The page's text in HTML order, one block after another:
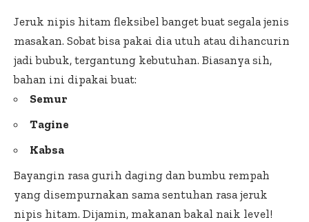
Jeruk nipis hitam fleksibel banget buat segala jenis
masakan. Sobat bisa pakai dia utuh atau dihancurin
jadi bubuk, tergantung kebutuhan. Biasanya sih,
bahan ini dipakai buat:
Semur
Tagine
Kabsa
Bayangin rasa gurih daging dan bumbu rempah
yang disempurnakan sama sentuhan rasa jeruk
nipis hitam. Dijamin, makanan bakal naik level!